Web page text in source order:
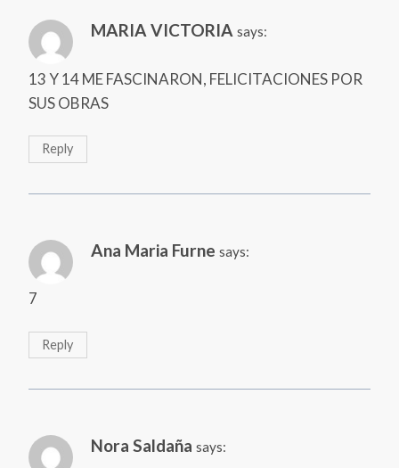
MARIA VICTORIA says:
13 Y 14 ME FASCINARON, FELICITACIONES POR
SUS OBRAS
Reply
Ana Maria Furne says:
7
Reply
Nora Saldaña says: